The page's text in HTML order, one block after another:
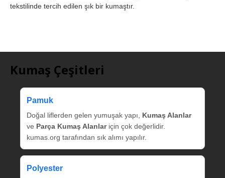
tekstilinde tercih edilen şık bir kumaştır.
Kumaş Çeşitleri
Pamuk
Doğal liflerden gelen yumuşak yapı, Kumaş Alanlar
ve Parça Kumaş Alanlariçin çok değerlidir.
kumas.org tarafından sık alımı yapılır.
Polyester